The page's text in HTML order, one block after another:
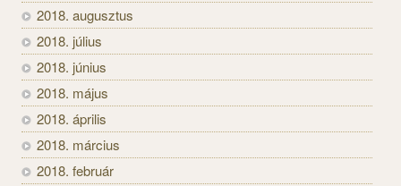
2018. augusztus
2018. július
2018. június
2018. május
2018. április
2018. március
2018. február